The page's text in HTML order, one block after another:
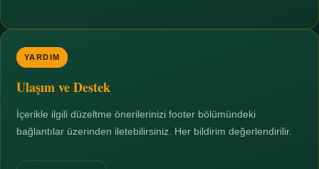
YARDIM
Ulaşım ve Destek
İçerikle ilgili düzeltme önerilerinizi footer bölümündeki
bağlantılar üzerinden iletebilirsiniz. Her bildirim değerlendirilir.